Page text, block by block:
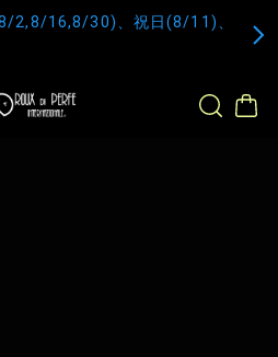
2,8/16,8/30)、祝日(8/11)、